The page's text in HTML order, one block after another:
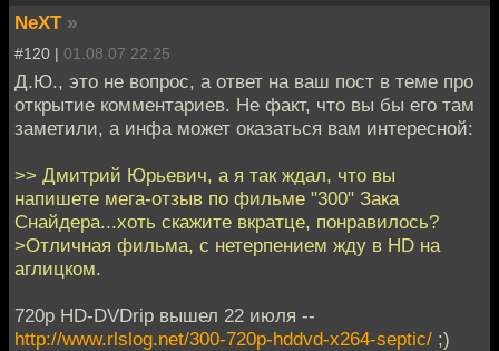
NeXT »
#120 | 01.08.07 22:25
Д.Ю., это не вопрос, а ответ на ваш пост в теме про
открытие комментариев. Не факт, что вы бы его там
заметили, а инфа может оказаться вам интересной:
>> Дмитрий Юрьевич, а я так ждал, что вы
напишете мега-отзыв по фильме "300" Зака
Снайдера...хоть скажите вкратце, понравилось?
>Отличная фильма, с нетерпением жду в HD на
аглицком.
720p HD-DVDrip вышел 22 июля --
http://www.rlslog.net/300-720p-hddvd-x264-septic/ ;)